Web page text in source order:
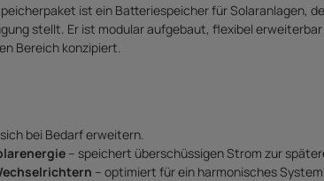
ist ein Batteriespeicher für Solaranlagen,
stellt. Er ist modular aufgebaut, flexibel
Bereich konzipiert.
bei Bedarf erweitern.
– speichert überschüssigen Strom zur
– optimiert für ein harmonisches System.